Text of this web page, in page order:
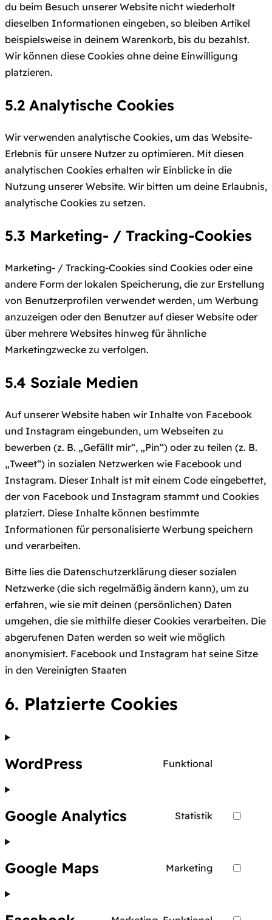
du beim Besuch unserer Website nicht wiederholt
dieselben Informationen eingeben, so bleiben Artikel
beispielsweise in deinem Warenkorb, bis du bezahlst.
Wir können diese Cookies ohne deine Einwilligung
platzieren.
5.2 Analytische Cookies
Wir verwenden analytische Cookies, um das Website-
Erlebnis für unsere Nutzer zu optimieren. Mit diesen
analytischen Cookies erhalten wir Einblicke in die
Nutzung unserer Website. Wir bitten um deine Erlaubnis,
analytische Cookies zu setzen.
5.3 Marketing- / Tracking-Cookies
Marketing- / Tracking-Cookies sind Cookies oder eine
andere Form der lokalen Speicherung, die zur Erstellung
von Benutzerprofilen verwendet werden, um Werbung
anzuzeigen oder den Benutzer auf dieser Website oder
über mehrere Websites hinweg für ähnliche
Marketingzwecke zu verfolgen.
5.4 Soziale Medien
Auf unserer Website haben wir Inhalte von Facebook
und Instagram eingebunden, um Webseiten zu
bewerben (z. B. „Gefällt mir“, „Pin“) oder zu teilen (z. B.
„Tweet“) in sozialen Netzwerken wie Facebook und
Instagram. Dieser Inhalt ist mit einem Code eingebettet,
der von Facebook und Instagram stammt und Cookies
platziert. Diese Inhalte können bestimmte
Informationen für personalisierte Werbung speichern
und verarbeiten.
Bitte lies die Datenschutzerklärung dieser sozialen
Netzwerke (die sich regelmäßig ändern kann), um zu
erfahren, wie sie mit deinen (persönlichen) Daten
umgehen, die sie mithilfe dieser Cookies verarbeiten. Die
abgerufenen Daten werden so weit wie möglich
anonymisiert. Facebook und Instagram hat seine Sitze
in den Vereinigten Staaten
6. Platzierte Cookies
WordPress Funktional
wordpress
Google Analytics Statistik
Consent
google-
Google Maps Marketing
Consent